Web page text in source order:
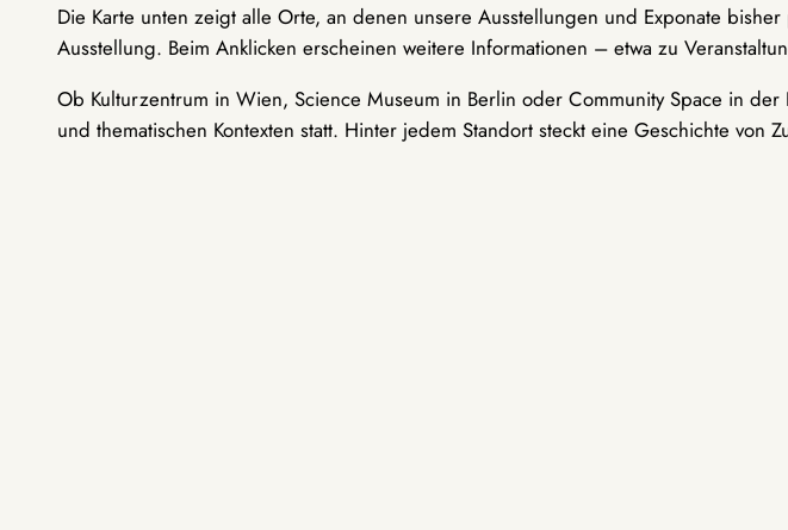
Die Karte unten zeigt alle Orte, an denen unsere Ausstellungen und Exponate
Ausstellung. Beim Anklicken erscheinen weitere Informationen – etwa zu
Ob Kulturzentrum in Wien, Science Museum in Berlin oder Community Space in
und thematischen Kontexten statt. Hinter jedem Standort steckt eine Geschichte von